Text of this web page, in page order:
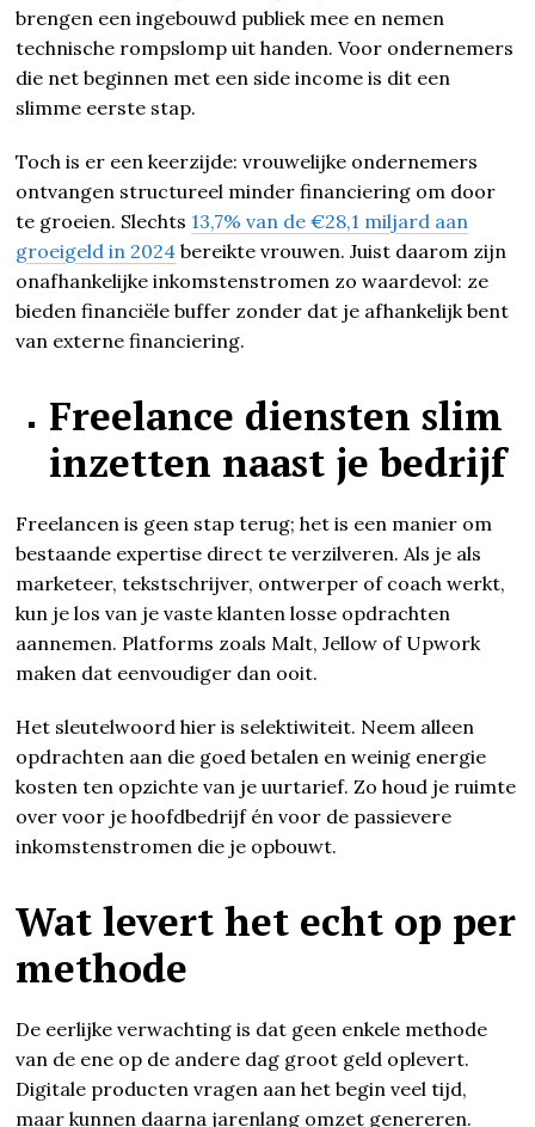
brengen een ingebouwd publiek mee en nemen
technische rompslomp uit handen. Voor ondernemers
die net beginnen met een side income is dit een
slimme eerste stap.
Toch is er een keerzijde: vrouwelijke ondernemers
ontvangen structureel minder financiering om door
te groeien. Slechts 13,7% van de €28,1 miljard aan
groeigeld in 2024 bereikte vrouwen. Juist daarom zijn
onafhankelijke inkomstenstromen zo waardevol: ze
bieden financiële buffer zonder dat je afhankelijk bent
van externe financiering.
Freelance diensten slim
inzetten naast je bedrijf
Freelancen is geen stap terug; het is een manier om
bestaande expertise direct te verzilveren. Als je als
marketeer, tekstschrijver, ontwerper of coach werkt,
kun je los van je vaste klanten losse opdrachten
aannemen. Platforms zoals Malt, Jellow of Upwork
maken dat eenvoudiger dan ooit.
Het sleutelwoord hier is selektiwiteit. Neem alleen
opdrachten aan die goed betalen en weinig energie
kosten ten opzichte van je uurtarief. Zo houd je ruimte
over voor je hoofdbedrijf én voor de passievere
inkomstenstromen die je opbouwt.
Wat levert het echt op per
methode
De eerlijke verwachting is dat geen enkele methode
van de ene op de andere dag groot geld oplevert.
Digitale producten vragen aan het begin veel tijd,
maar kunnen daarna jarenlang omzet genereren.